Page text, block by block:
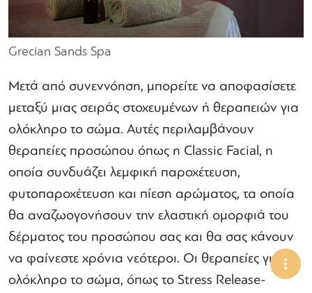
Grecian Sands Spa
Μετά από συνεννόηση, μπορείτε να αποφασίσετε
μεταξύ μιας σειράς στοχευμένων ή θεραπειών για
ολόκληρο το σώμα. Αυτές περιλαμβάνουν
θεραπείες προσώπου όπως η Classic Facial, η
οποία συνδυάζει λεμφική παροχέτευση,
φυτοπαροχέτευση και πίεση αρώματος, τα οποία
θα αναζωογονήσουν την ελαστική ομορφιά του
δέρματος του προσώπου σας και θα σας κάνουν
να φαίνεστε χρόνια νεότεροι. Οι θεραπείες για
ολόκληρο το σώμα, όπως το Stress Release-